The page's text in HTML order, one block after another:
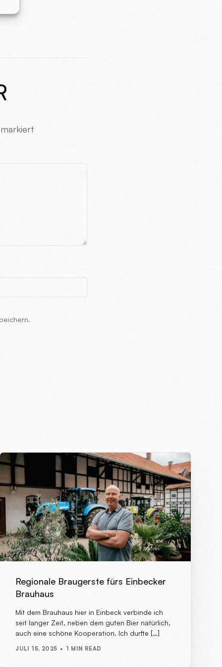
Regionale Braugerste fürs Einbecker
Brauhaus
Mit dem Brauhaus hier in Einbeck verbinde ich
seit langer Zeit, neben dem guten Bier natürlich,
auch eine schöne Kooperation. Ich durfte […]
JULI 15, 2025 1 MIN READ